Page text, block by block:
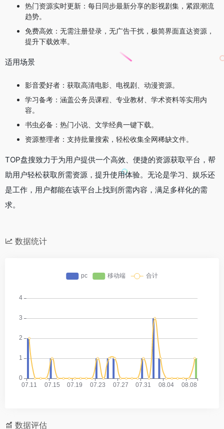
热门资源实时更新：每日同步最新分享的影视剧集，紧跟潮流
趋势。
免费高效：无需注册登录，无广告干扰，极简界面直达资源，
提升下载效率。
适用场景
影音爱好者：获取高清电影、电视剧、动漫资源。
学习备考：涵盖公务员课程、专业教材、学术资料等实用内
容。
书虫必备：热门小说、文学经典一键下载。
资源整理者：支持批量搜索，轻松收集全网稀缺文件。
TOP盘搜致力于为用户提供一个高效、便捷的资源获取平台，帮
助用户轻松获取所需资源，提升使用体验。无论是学习、娱乐还
是工作，用户都能在该平台上找到所需内容，满足多样化的需
求。
数据统计
数据评估